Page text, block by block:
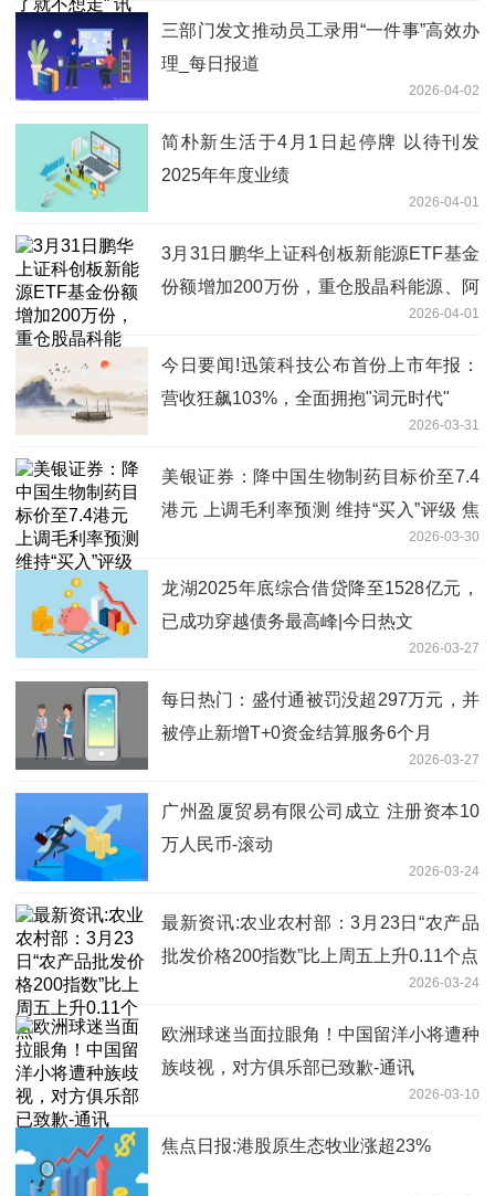
三部门发文推动员工录用“一件事”高效办
理_每日报道
2026-04-02
简朴新生活于4月1日起停牌 以待刊发
2025年年度业绩
2026-04-01
3月31日鹏华上证科创板新能源ETF基金
份额增加200万份，重仓股晶科能源、阿
2026-04-01
今日要闻!迅策科技公布首份上市年报：
营收狂飙103%，全面拥抱"词元时代"
2026-03-31
美银证券：降中国生物制药目标价至7.4
港元 上调毛利率预测 维持“买入”评级 焦
2026-03-30
龙湖2025年底综合借贷降至1528亿元，
已成功穿越债务最高峰|今日热文
2026-03-27
每日热门：盛付通被罚没超297万元，并
被停止新增T+0资金结算服务6个月
2026-03-27
广州盈厦贸易有限公司成立 注册资本10
万人民币-滚动
2026-03-24
最新资讯:农业农村部：3月23日“农产品
批发价格200指数”比上周五上升0.11个点
2026-03-24
欧洲球迷当面拉眼角！中国留洋小将遭种
族歧视，对方俱乐部已致歉-通讯
2026-03-10
焦点日报:港股原生态牧业涨超23%